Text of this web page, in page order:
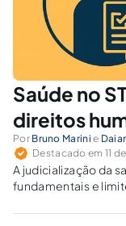
Saúde no
direitos
Por Bruno Marini e
Destacado em 11
A judicialização da
fundamentais e
jurisprudência do